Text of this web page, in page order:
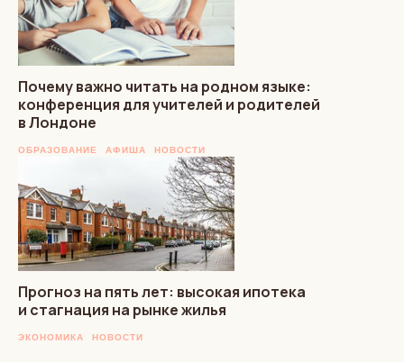
Почему важно читать на родном языке:
конференция для учителей и родителей
в Лондоне
ОБРАЗОВАНИЕ АФИША НОВОСТИ
Прогноз на пять лет: высокая ипотека
и стагнация на рынке жилья
ЭКОНОМИКА НОВОСТИ